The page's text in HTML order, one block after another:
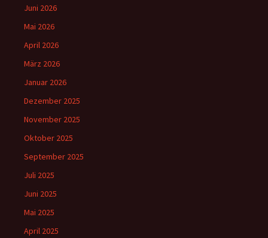
Juni 2026
Mai 2026
April 2026
März 2026
Januar 2026
Dezember 2025
November 2025
Oktober 2025
September 2025
Juli 2025
Juni 2025
Mai 2025
April 2025